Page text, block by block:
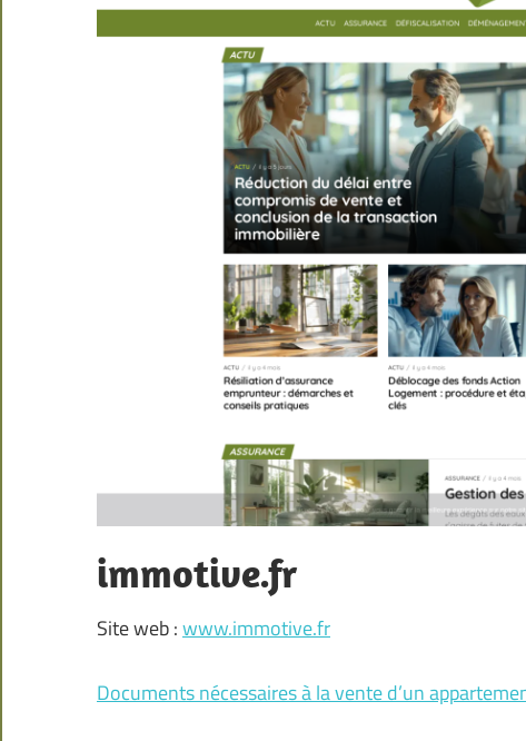
immotive.fr
Site web :www.immotive.fr
Documents nécessaires à la vente d’un